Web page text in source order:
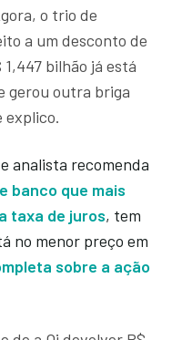
o trio de
a um desconto de
bilhão já está
gerou outra briga
explico.
e analista recomenda
banco que mais
taxa de juros, tem
no menor preço em
sobre a ação